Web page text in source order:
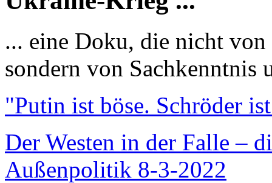
... eine Doku, die nicht
sondern von Sachkenntnis
"Putin ist böse. Schröder
Der Westen in der Falle –
Außenpolitik 8-3-2022